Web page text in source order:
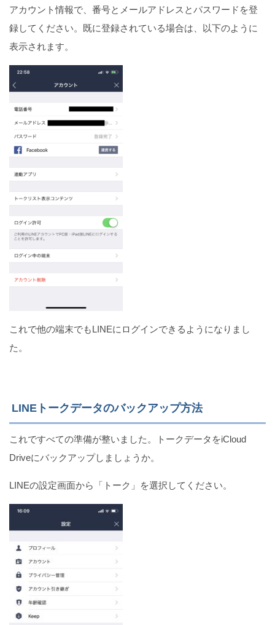
アカウント情報で、番号とメールアドレスとパスワードを登
録してください。既に登録されている場合は、以下のように
表示されます。
これで他の端末でもLINEにログインできるようになりまし
た。
LINEトークデータのバックアップ方法
これですべての準備が整いました。トークデータをiCloud
Driveにバックアップしましょうか。
LINEの設定画面から「トーク」を選択してください。